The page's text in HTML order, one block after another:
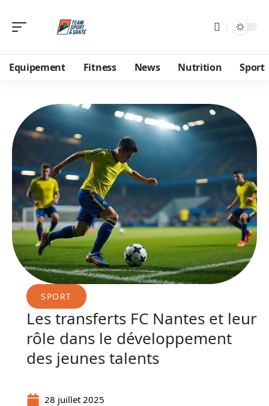
Equipement Fitness News Nutrition Sport
SPORT
Les transferts FC Nantes et leur
rôle dans le développement
des jeunes talents
28 juillet 2025